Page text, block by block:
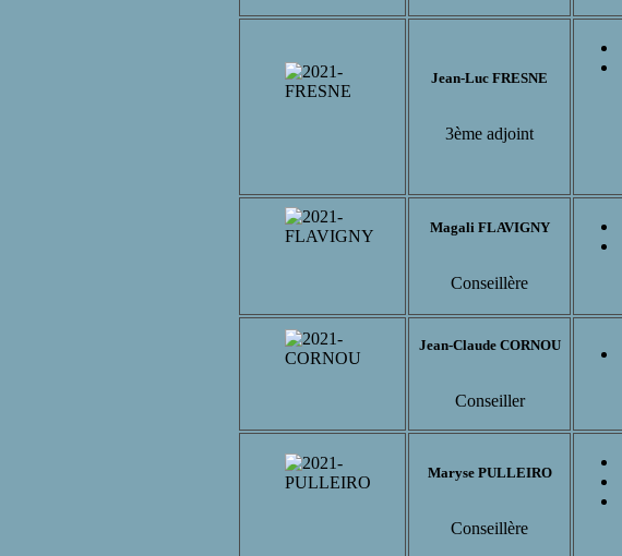
Jean-Luc FRESNE
3ème adjoint
Magali FLAVIGNY
Conseillère
Jean-Claude CORNOU
Conseiller
Maryse PULLEIRO
Conseillère